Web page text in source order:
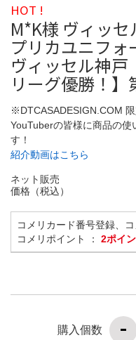
HOT !
M*K様 ヴィッ
プリカユニフォ
ヴィッセル神
リーグ優勝！】
※DTCASADESIGN.COM
YouTuberの皆様に商品の使
す！
紹介動画はこちら
ネット販売
価格（税込）
コメリカード番号登録、
コメリポイント ： 2ポイ
購入個数